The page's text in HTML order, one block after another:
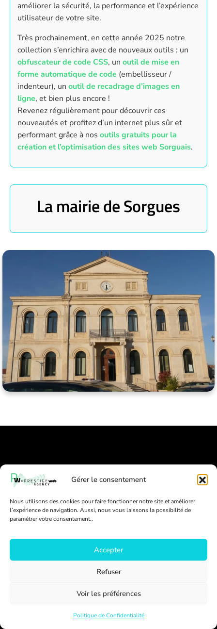
Gérer le consentement
Nous utilisons des cookies pour faire fonctionner notre site et améliorer
l’expérience de navigation. Aussi, nous vous laissons la possibilité de
paramétrer votre consentement..
Accepter
Refuser
Voir les préférences
Politique de Confidentialité
améliorer la sécurité, la performance et l’expérience
utilisateur de votre site.
Très prochainement, en cette année 2025 notre
collection s’enrichira avec de nouveaux outils : un
obfuscateur de code CSS, un outil de mise en
forme automatique de code (embellisseur /
indenteur), un outil de recadrage d’images en
ligne, et bien plus encore !
Revenez régulièrement pour découvrir ces
nouveautés et profitez d’un internet plus sûr et
performant grâce à nos outils gratuits pour la
création et l’optimisation des sites web Sorguais.
La mairie de Sorgues
PWA - L’élégance
digitale, la performance
absolue.
Nous contacter
Éveillé, réactif et attentif, il accompagne son équipe et